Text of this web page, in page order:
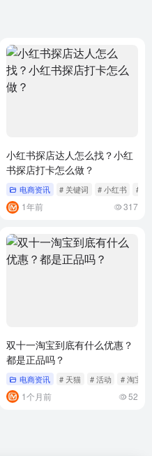
小红书探店达人怎么找？小红
书探店打卡怎么做？
电商资讯 # 关键词 # 小红书 # 更
1年前 317
双十一淘宝到底有什么优惠？
都是正品吗？
电商资讯 # 天猫 # 活动 # 淘宝
1个月前 52